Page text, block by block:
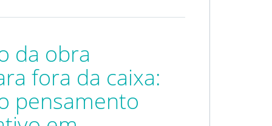
da obra
fora da caixa:
pensamento